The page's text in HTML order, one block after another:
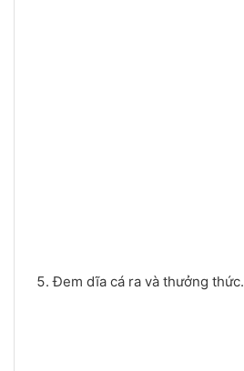
Đem dĩa cá ra và thưởng thức.